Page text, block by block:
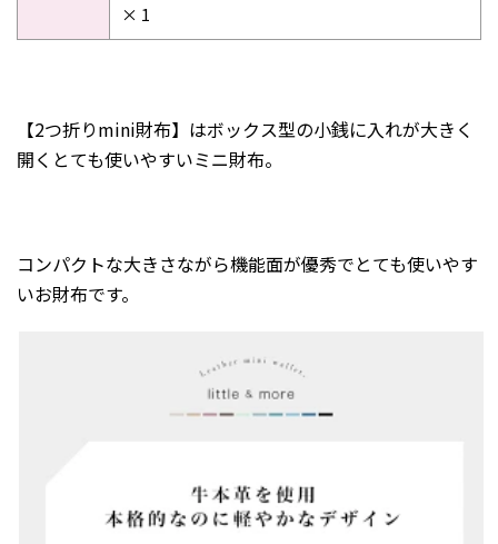
× 1
【2つ折りmini財布】はボックス型の小銭に入れが大きく
開くとても使いやすいミニ財布。
コンパクトな大きさながら機能面が優秀でとても使いやす
いお財布です。